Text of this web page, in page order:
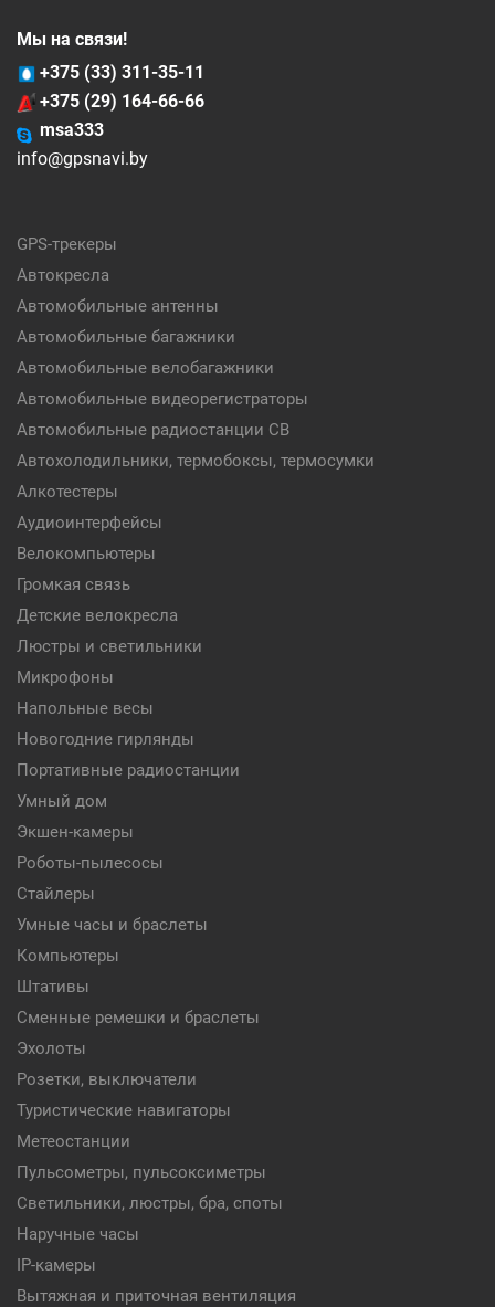
Мы на связи!
+375 (33) 311-35-11
+375 (29) 164-66-66
msa333
info@gpsnavi.by
GPS-трекеры
Автокресла
Автомобильные антенны
Автомобильные багажники
Автомобильные велобагажники
Автомобильные видеорегистраторы
Автомобильные радиостанции CB
Автохолодильники, термобоксы, термосумки
Алкотестеры
Аудиоинтерфейсы
Велокомпьютеры
Громкая связь
Детские велокресла
Люстры и светильники
Микрофоны
Напольные весы
Новогодние гирлянды
Портативные радиостанции
Умный дом
Экшен-камеры
Роботы-пылесосы
Стайлеры
Умные часы и браслеты
Компьютеры
Штативы
Сменные ремешки и браслеты
Эхолоты
Розетки, выключатели
Туристические навигаторы
Метеостанции
Пульсометры, пульсоксиметры
Светильники, люстры, бра, споты
Наручные часы
IP-камеры
Вытяжная и приточная вентиляция